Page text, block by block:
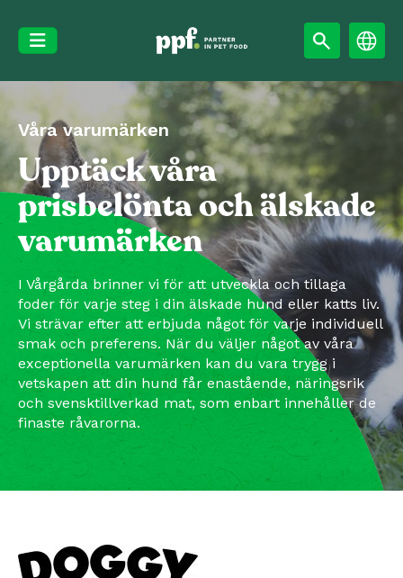
content
Våra varumärken
Upptäck våra
prisbelönta och älskade
varumärken
I Vårgårda brinner vi för att utveckla och tillaga
foder för varje steg i din älskade hund eller katts liv.
Vi strävar efter att erbjuda något för varje individuell
smak och preferens. När du väljer något av våra
exceptionella varumärken kan du vara trygg i
vetskapen att din hund får enastående, näringsrik
och svensktillverkad mat, som enbart innehåller de
finaste råvarorna.